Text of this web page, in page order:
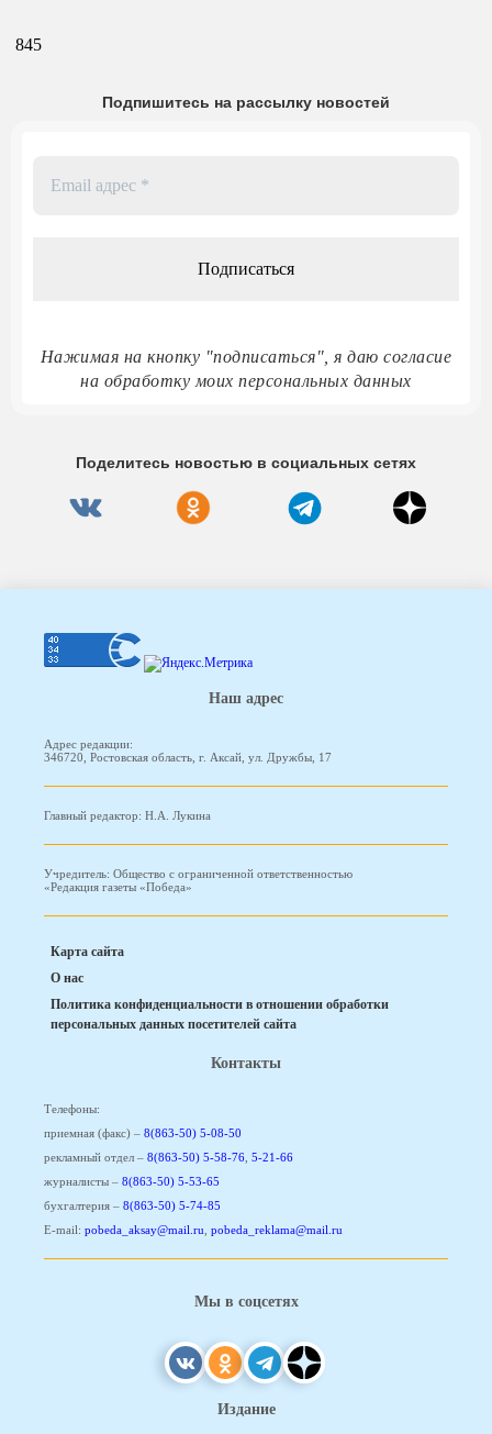
845
Подпишитесь на рассылку новостей
Нажимая на кнопку "подписаться", я даю согласие
на обработку моих персональных данных
Поделитесь новостью в социальных сетях
Наш адрес
Адрес редакции:
346720, Ростовская область, г. Аксай, ул. Дружбы, 17
Главный редактор: Н.А. Лукина
Учредитель: Общество с ограниченной ответственностью
«Редакция газеты «Победа»
Карта сайта
О нас
Политика конфиденциальности в отношении обработки
персональных данных посетителей сайта
Контакты
Телефоны:
приемная (факс) – 8(863-50) 5-08-50
рекламный отдел – 8(863-50) 5-58-76, 5-21-66
журналисты – 8(863-50) 5-53-65
бухгалтерия – 8(863-50) 5-74-85
E-mail: pobeda_aksay@mail.ru, pobeda_reklama@mail.ru
Мы в соцсетях
Издание